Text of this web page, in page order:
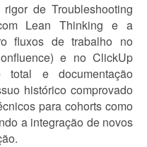
de Troubleshooting
Lean Thinking e a
fluxos de trabalho no
e no ClickUp
total e documentação
histórico comprovado
para cohorts como
a integração de novos